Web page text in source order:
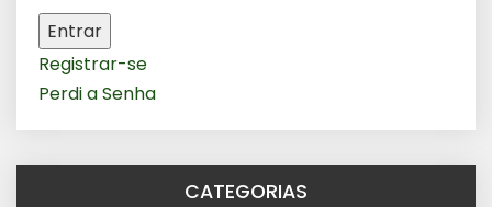
Entrar
Registrar-se
Perdi a Senha
CATEGORIAS